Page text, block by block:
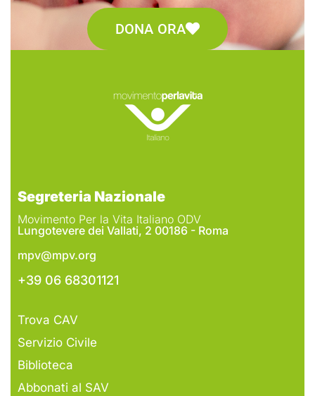
DONA ORA
Segreteria Nazionale
Movimento Per la Vita Italiano ODV
Lungotevere dei Vallati, 2 00186 - Roma
mpv@mpv.org
+39 06 68301121
Trova CAV
Servizio Civile
Biblioteca
Abbonati al SAV